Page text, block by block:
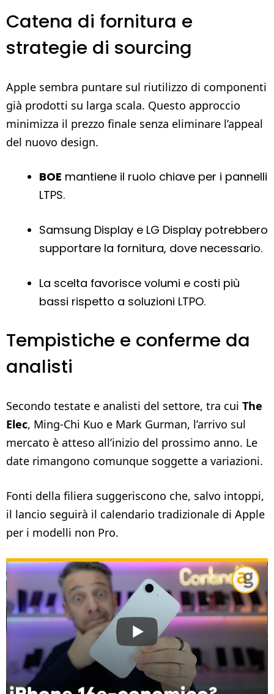
Catena di fornitura e
strategie di sourcing
Apple sembra puntare sul riutilizzo di componenti
già prodotti su larga scala. Questo approccio
minimizza il prezzo finale senza eliminare l’appeal
del nuovo design.
BOE mantiene il ruolo chiave per i pannelli
LTPS.
Samsung Display e LG Display potrebbero
supportare la fornitura, dove necessario.
La scelta favorisce volumi e costi più
bassi rispetto a soluzioni LTPO.
Tempistiche e conferme da
analisti
Secondo testate e analisti del settore, tra cui The
Elec, Ming‑Chi Kuo e Mark Gurman, l’arrivo sul
mercato è atteso all’inizio del prossimo anno. Le
date rimangono comunque soggette a variazioni.
Fonti della filiera suggeriscono che, salvo intoppi,
il lancio seguirà il calendario tradizionale di Apple
per i modelli non Pro.